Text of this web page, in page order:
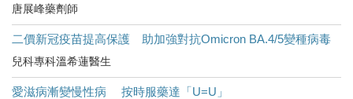
唐展峰藥劑師
二價新冠疫苗提高保護 助加強對抗Omicron BA.4/5變種病毒
兒科專科溫希蓮醫生
愛滋病漸變慢性病 按時服藥達「U=U」